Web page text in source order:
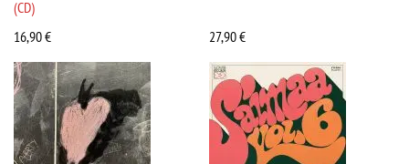
(CD)
16,90€ 27,90€